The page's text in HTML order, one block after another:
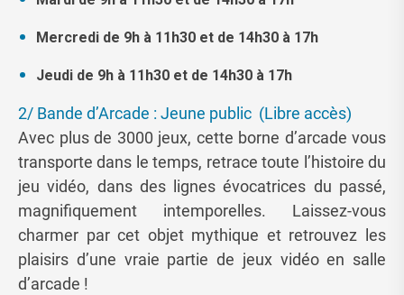
Mercredi de 9h à 11h30 et de 14h30 à 17h
Jeudi de 9h à 11h30 et de 14h30 à 17h
2/ Bande d’Arcade : Jeune public (Libre accès)
Avec plus de 3000 jeux, cette borne d’arcade vous
transporte dans le temps, retrace toute l’histoire du
jeu vidéo, dans des lignes évocatrices du passé,
magnifiquement intemporelles. Laissez-vous
charmer par cet objet mythique et retrouvez les
plaisirs d’une vraie partie de jeux vidéo en salle
d’arcade !